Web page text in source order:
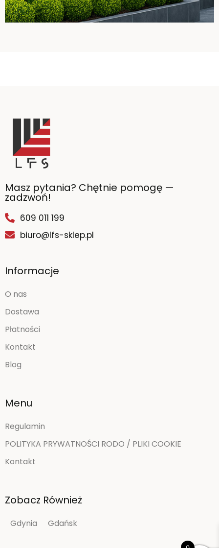
Masz pytania? Chętnie pomogę —
zadzwoń!
609 011 199
biuro@lfs-sklep.pl
Informacje
O nas
Dostawa
Płatności
Kontakt
Blog
Menu
Regulamin
POLITYKA PRYWATNOŚCI RODO / PLIKI COOKIE
Kontakt
Zobacz Również
Gdynia Gdańsk